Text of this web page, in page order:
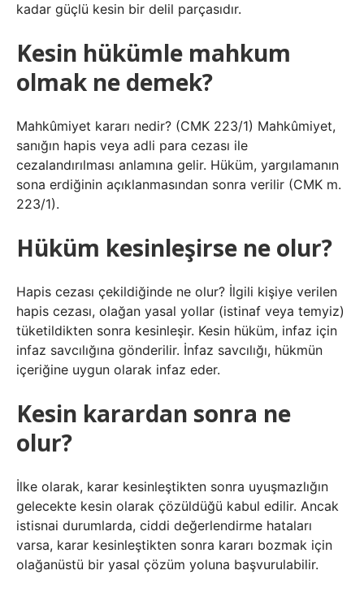
kadar güçlü kesin bir delil parçasıdır.
Kesin hükümle mahkum
olmak ne demek?
Mahkûmiyet kararı nedir? (CMK 223/1) Mahkûmiyet,
sanığın hapis veya adli para cezası ile
cezalandırılması anlamına gelir. Hüküm, yargılamanın
sona erdiğinin açıklanmasından sonra verilir (CMK m.
223/1).
Hüküm kesinleşirse ne olur?
Hapis cezası çekildiğinde ne olur? İlgili kişiye verilen
hapis cezası, olağan yasal yollar (istinaf veya temyiz)
tüketildikten sonra kesinleşir. Kesin hüküm, infaz için
infaz savcılığına gönderilir. İnfaz savcılığı, hükmün
içeriğine uygun olarak infaz eder.
Kesin karardan sonra ne
olur?
İlke olarak, karar kesinleştikten sonra uyuşmazlığın
gelecekte kesin olarak çözüldüğü kabul edilir. Ancak
istisnai durumlarda, ciddi değerlendirme hataları
varsa, karar kesinleştikten sonra kararı bozmak için
olağanüstü bir yasal çözüm yoluna başvurulabilir.